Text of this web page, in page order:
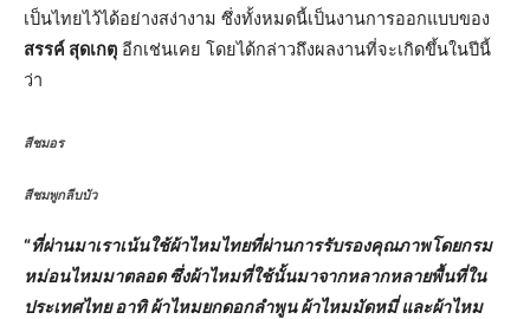
เป็นไทยไว้ได้อย่างสง่างาม ซึ่งทั้งหมดนี้เป็นงานการออกแบบของ
สรรค์ สุดเกตุ อีกเช่นเคย โดยได้กล่าวถึงผลงานที่จะเกิดขึ้นในปีนี้
ว่า
สีชมอร
สีชมพูกลีบบัว
“ที่ผ่านมาเราเน้นใช้ผ้าไหมไทยที่ผ่านการรับรองคุณภาพโดยกรม
หม่อนไหมมาตลอด ซึ่งผ้าไหมที่ใช้นั้นมาจากหลากหลายพื้นที่ใน
ประเทศไทย อาทิ ผ้าไหมยกดอกลำพูน ผ้าไหมมัดหมี่ และผ้าไหม